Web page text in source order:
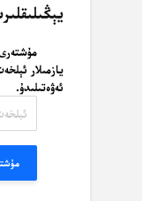
مۇشتەرى
يازمىلار
ئەۋەتىلىدۇ.